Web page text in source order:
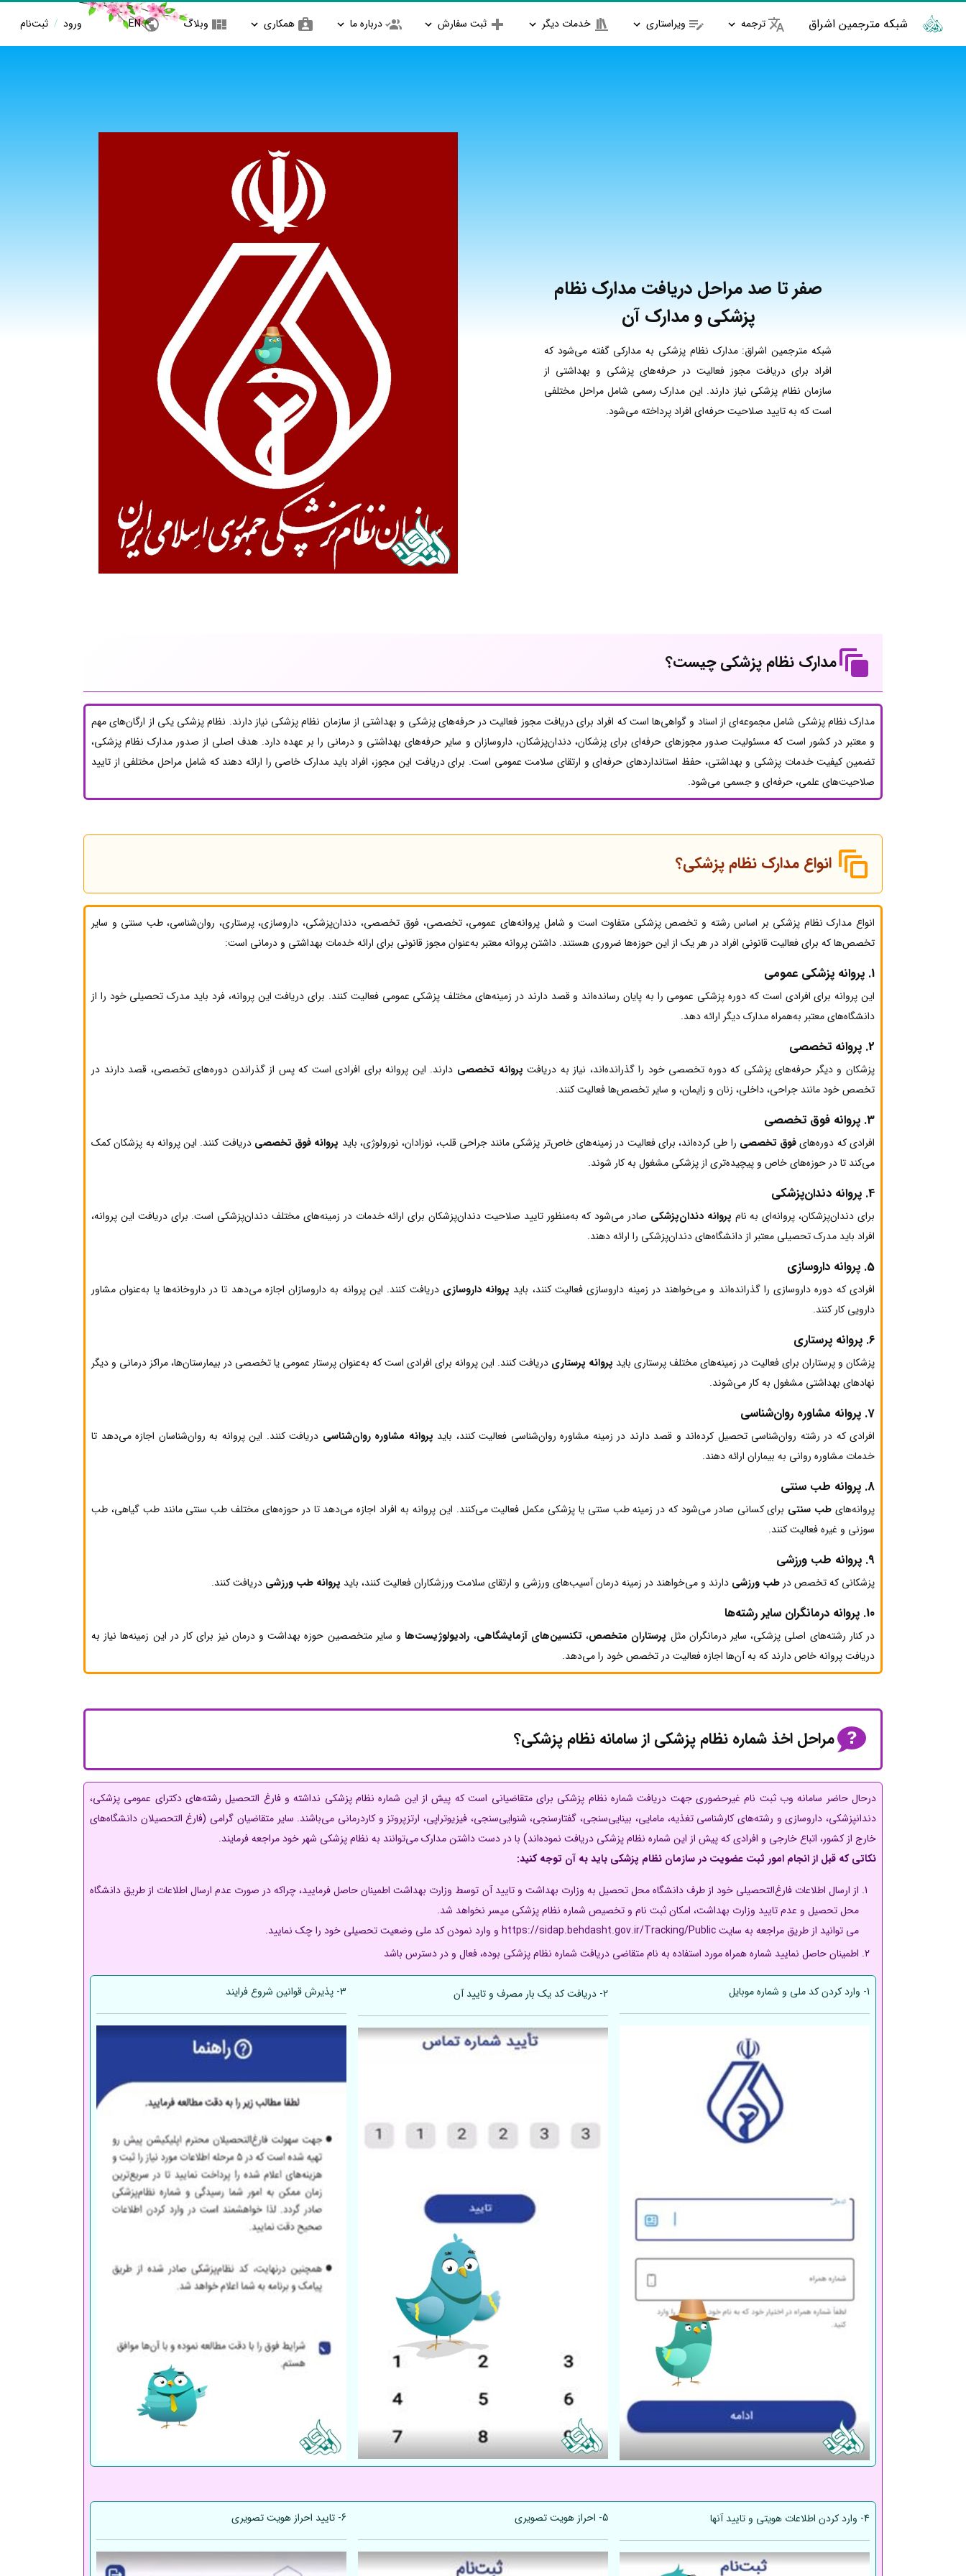
شبکه مترجمین اشراق ترجمه ویراستاری خدمات دیگر ثبت سفارش درباره ما همکاری وبلاگ EN ورود / ثبت‌نام
صفر تا صد مراحل دریافت مدارک نظام
پزشکی و مدارک آن
شبکه مترجمین اشراق: مدارک نظام پزشکی به مدارکی گفته می‌شود که
افراد برای دریافت مجوز فعالیت در حرفه‌های پزشکی و بهداشتی از
سازمان نظام پزشکی نیاز دارند. این مدارک رسمی شامل مراحل مختلفی
است که به تایید صلاحیت حرفه‌ای افراد پرداخته می‌شود.
مدارک نظام پزشکی چیست؟
مدارک نظام پزشکی شامل مجموعه‌ای از اسناد و گواهی‌ها است که افراد برای دریافت مجوز فعالیت در حرفه‌های پزشکی و بهداشتی از سازمان نظام پزشکی نیاز دارند. نظام پزشکی یکی از ارگان‌های مهم
و معتبر در کشور است که مسئولیت صدور مجوزهای حرفه‌ای برای پزشکان، دندان‌پزشکان، داروسازان و سایر حرفه‌های بهداشتی و درمانی را بر عهده دارد. هدف اصلی از صدور مدارک نظام پزشکی،
تضمین کیفیت خدمات پزشکی و بهداشتی، حفظ استانداردهای حرفه‌ای و ارتقای سلامت عمومی است. برای دریافت این مجوز، افراد باید مدارک خاصی را ارائه دهند که شامل مراحل مختلفی از تایید
صلاحیت‌های علمی، حرفه‌ای و جسمی می‌شود.
انواع مدارک نظام پزشکی؟
انواع مدارک نظام پزشکی بر اساس رشته و تخصص پزشکی متفاوت است و شامل پروانه‌های عمومی، تخصصی، فوق تخصصی، دندان‌پزشکی، داروسازی، پرستاری، روان‌شناسی، طب سنتی و سایر
تخصص‌ها که برای فعالیت قانونی افراد در هر یک از این حوزه‌ها ضروری هستند. داشتن پروانه معتبر به‌عنوان مجوز قانونی برای ارائه خدمات بهداشتی و درمانی است:
1. پروانه پزشکی عمومی
این پروانه برای افرادی است که دوره پزشکی عمومی را به پایان رسانده‌اند و قصد دارند در زمینه‌های مختلف پزشکی عمومی فعالیت کنند. برای دریافت این پروانه، فرد باید مدرک تحصیلی خود را از
دانشگاه‌های معتبر به‌همراه مدارک دیگر ارائه دهد.
2. پروانه تخصصی
پزشکان و دیگر حرفه‌های پزشکی که دوره تخصصی خود را گذرانده‌اند، نیاز به دریافت پروانه تخصصی دارند. این پروانه برای افرادی است که پس از گذراندن دوره‌های تخصصی، قصد دارند در
تخصص خود مانند جراحی، داخلی، زنان و زایمان، و سایر تخصص‌ها فعالیت کنند.
3. پروانه فوق تخصصی
افرادی که دوره‌هایفوق تخصصی را طی کرده‌اند، برای فعالیت در زمینه‌های خاص‌تر پزشکی مانند جراحی قلب، نوزادان، نورولوژی، باید پروانه فوق تخصصی دریافت کنند. این پروانه به پزشکان کمک
می‌کند تا در حوزه‌های خاص و پیچیده‌تری از پزشکی مشغول به کار شوند.
4. پروانه دندان‌پزشکی
برای دندان‌پزشکان، پروانه‌ای به نام پروانه دندان‌پزشکی صادر می‌شود که به‌منظور تایید صلاحیت دندان‌پزشکان برای ارائه خدمات در زمینه‌های مختلف دندان‌پزشکی است. برای دریافت این پروانه،
افراد باید مدرک تحصیلی معتبر از دانشگاه‌های دندان‌پزشکی را ارائه دهند.
5. پروانه داروسازی
افرادی که دوره داروسازی را گذرانده‌اند و می‌خواهند در زمینه داروسازی فعالیت کنند، باید پروانه داروسازی دریافت کنند. این پروانه به داروسازان اجازه می‌دهد تا در داروخانه‌ها یا به‌عنوان مشاور
دارویی کار کنند.
6. پروانه پرستاری
پزشکان و پرستاران برای فعالیت در زمینه‌های مختلف پرستاری باید پروانه پرستاری دریافت کنند. این پروانه برای افرادی است که به‌عنوان پرستار عمومی یا تخصصی در بیمارستان‌ها، مراکز درمانی و دیگر
نهادهای بهداشتی مشغول به کار می‌شوند.
7. پروانه مشاوره روان‌شناسی
افرادی که در رشته روان‌شناسی تحصیل کرده‌اند و قصد دارند در زمینه مشاوره روان‌شناسی فعالیت کنند، باید پروانه مشاوره روان‌شناسی دریافت کنند. این پروانه به روان‌شناسان اجازه می‌دهد تا
خدمات مشاوره روانی به بیماران ارائه دهند.
8. پروانه طب سنتی
پروانه‌های طب سنتی برای کسانی صادر می‌شود که در زمینه طب سنتی یا پزشکی مکمل فعالیت می‌کنند. این پروانه به افراد اجازه می‌دهد تا در حوزه‌های مختلف طب سنتی مانند طب گیاهی، طب
سوزنی و غیره فعالیت کنند.
9. پروانه طب ورزشی
پزشکانی که تخصص در طب ورزشی دارند و می‌خواهند در زمینه درمان آسیب‌های ورزشی و ارتقای سلامت ورزشکاران فعالیت کنند، باید پروانه طب ورزشی دریافت کنند.
10. پروانه درمانگران سایر رشته‌ها
در کنار رشته‌های اصلی پزشکی، سایر درمانگران مثل پرستاران متخصص، تکنسین‌های آزمایشگاهی، رادیولوژیست‌هاو سایر متخصصین حوزه بهداشت و درمان نیز برای کار در این زمینه‌ها نیاز به
دریافت پروانه خاص دارند که به آن‌ها اجازه فعالیت در تخصص خود را می‌دهد.
مراحل اخذ شماره نظام پزشکی از سامانه نظام پزشکی؟
درحال حاضر سامانه وب ثبت نام غیرحضوری جهت دریافت شماره نظام پزشکی برای متقاضیانی است که پیش از این شماره نظام پزشکی نداشته و فارغ التحصیل رشته‌های دکترای عمومی پزشکی،
دندانپزشکی، داروسازی و رشته‌های کارشناسی تغذیه، مامایی، بینایی‌سنجی، گفتارسنجی، شنوایی‌سنجی، فیزیوتراپی، ارتزپروتز و کاردرمانی می‌باشند. سایر متقاضیان گرامی (فارغ التحصیلان دانشگاه‌های
خارج از کشور، اتباع خارجی و افرادی که پیش از این شماره نظام پزشکی دریافت نموده‌اند) با در دست داشتن مدارک می‌توانند به نظام پزشکی شهر خود مراجعه فرمایند.
نکاتی که قبل از انجام امور ثبت عضویت در سازمان نظام پزشکی باید به آن توجه کنید:
از ارسال اطلاعات فارغ‌التحصیلی خود از طرف دانشگاه محل تحصیل به وزارت بهداشت و تایید آن توسط وزارت بهداشت اطمینان حاصل فرمایید، چراکه در صورت عدم ارسال اطلاعات از طریق دانشگاه
محل تحصیل و عدم تایید وزارت بهداشت، امکان ثبت نام و تخصیص شماره نظام پزشکی میسر نخواهد شد.
می توانید از طریق مراجعه به سایت https://sidap.behdasht.gov.ir/Tracking/Public و وارد نمودن کد ملی وضعیت تحصیلی خود را چک نمایید.
اطمینان حاصل نمایید شماره همراه مورد استفاده به نام متقاضی دریافت شماره نظام پزشکی بوده، فعال و در دسترس باشد
1- وارد کردن کد ملی و شماره موبایل 2- دریافت کد یک بار مصرف و تایید آن 3- پذیرش قوانین شروع فرایند
4- وارد کردن اطلاعات هویتی و تایید آنها 5- احراز هویت تصویری 6- تایید احراز هویت تصویری